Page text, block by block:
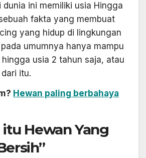
dunia ini memiliki usia Hingga
fakta yang membuat
yang hidup di lingkungan
umumnya hanya mampu
usia 2 tahun saja, atau
itu.
Hewan paling berbahaya
Hewan Yang